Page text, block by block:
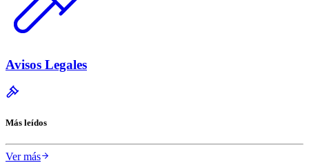
Avisos Legales
Más leídos
Ver más